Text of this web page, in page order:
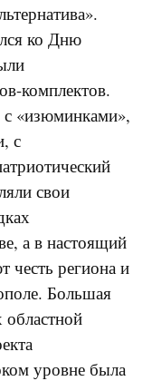
ко Дню
комплектов.
«изюминками»,
с
свои
а в настоящий
региона и
Большая
областной
уровне была